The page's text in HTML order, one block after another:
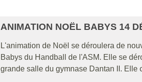
ANIMATION NOËL BABYS 14
L'animation de Noël se déroulera de
Babys du Handball de l'ASM. Elle se
grande salle du gymnase Dantan II. Elle